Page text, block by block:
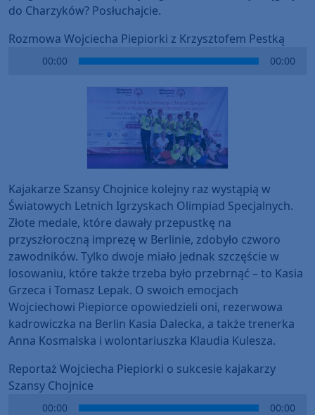
do Charzyków? Posłuchajcie.
Rozmowa Wojciecha Piepiorki z Krzysztofem Pestką
00:00 00:00
Kajakarze Szansy Chojnice kolejny raz wystąpią w
Światowych Letnich Igrzyskach Olimpiad Specjalnych.
Złote medale, które dawały przepustkę na
przyszłoroczną imprezę w Berlinie, zdobyło czworo
zawodników. Tylko dwoje miało jednak szczęście w
losowaniu, które także trzeba było przebrnąć – to Kasia
Grzeca i Tomasz Lepak. O swoich emocjach
Wojciechowi Piepiorce opowiedzieli oni, rezerwowa
kadrowiczka na Berlin Kasia Dalecka, a także trenerka
Anna Kosmalska i wolontariuszka Klaudia Kulesza.
Reportaż Wojciecha Piepiorki o sukcesie kajakarzy
Szansy Chojnice
00:00 00:00